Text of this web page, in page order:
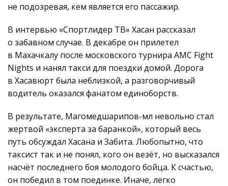
не подозревая, кем является его пассажир.
В интервью «Спортлидер ТВ» Хасан рассказал
о забавном случае. В декабре он прилетел
в Махачкалу после московского турнира AMC Fight
Nights и нанял такси для поездки домой. Дорога
в Хасавюрт была неблизкой, а разговорчивый
водитель оказался фанатом единоборств.
В результате, Магомедшарипов-мл невольно стал
жертвой «эксперта за баранкой», который весь
путь обсуждал Хасана и Забита. Любопытно, что
таксист так и не понял, кого он везёт, но высказался
насчёт последнего боя молодого бойца. К счастью,
он победил в том поединке. Иначе, легко